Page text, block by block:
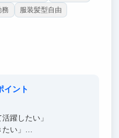
務
服装髪型自由
イント
躍したい」
い」